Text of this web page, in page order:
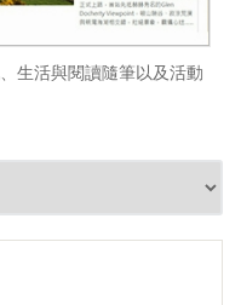
生活與閱讀隨筆以及活動